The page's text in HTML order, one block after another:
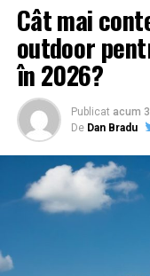
Cât mai
outdoor
în 2026?
Publicat acum
De Dan Bradu